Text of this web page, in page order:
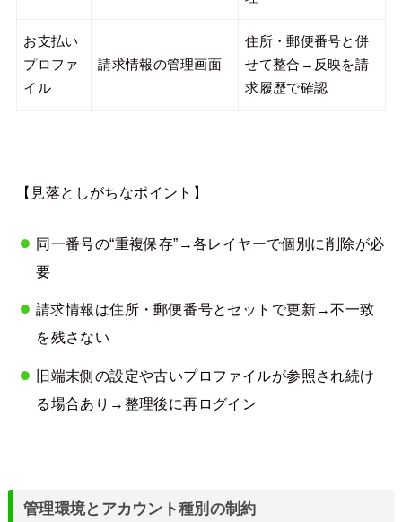
お支払い
プロファ
イル
請求情報の管理画面
住所・郵便番号と併
せて整合→反映を請
求履歴で確認
【見落としがちなポイント】
同一番号の“重複保存”→各レイヤーで個別に削除が必
要
請求情報は住所・郵便番号とセットで更新→不一致
を残さない
旧端末側の設定や古いプロファイルが参照され続け
る場合あり→整理後に再ログイン
管理環境とアカウント種別の制約